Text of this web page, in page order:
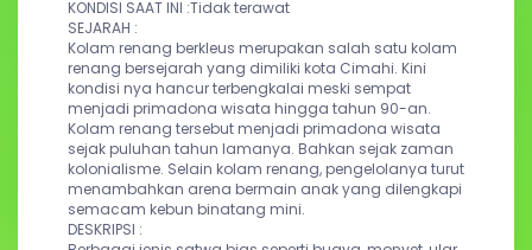
KONDISI SAAT INI :Tidak terawat
SEJARAH :
Kolam renang berkleus merupakan salah satu kolam
renang bersejarah yang dimiliki kota Cimahi. Kini
kondisi nya hancur terbengkalai meski sempat
menjadi primadona wisata hingga tahun 90-an.
Kolam renang tersebut menjadi primadona wisata
sejak puluhan tahun lamanya. Bahkan sejak zaman
kolonialisme. Selain kolam renang, pengelolanya turut
menambahkan arena bermain anak yang dilengkapi
semacam kebun binatang mini.
DESKRIPSI :